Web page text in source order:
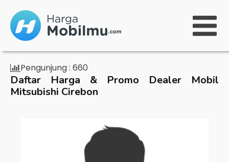
Pengunjung : 660
Daftar Harga & Promo Dealer Mobil
Mitsubishi Cirebon